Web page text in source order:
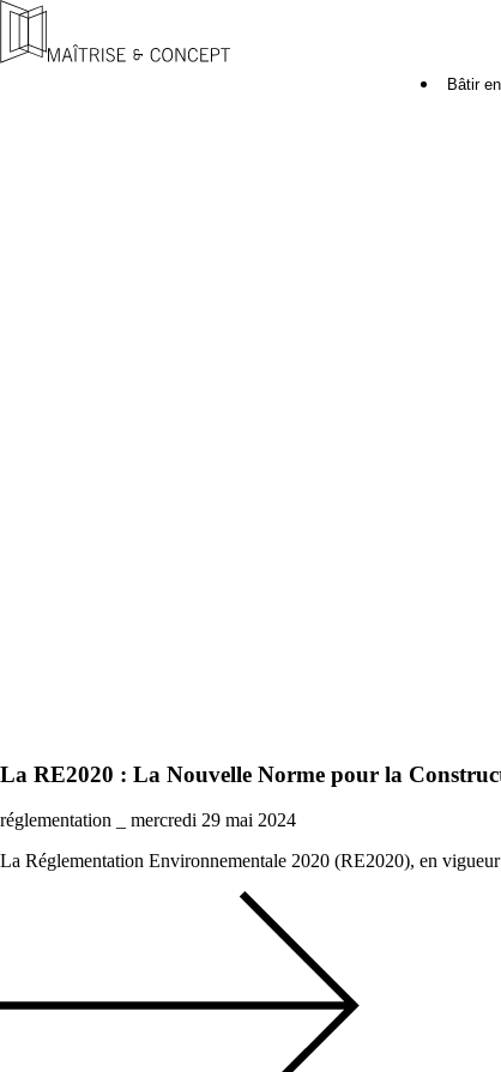
Bâtir
Particuliers
La Maison individuelleDécouvrez la maison individuelle
Thématiques
La vie de l'entreprise
La RE2020 : La Nouvelle Norme pour la
réglementation
mercredi 29 mai 2024
La Réglementation Environnementale 2020 (RE2020), en